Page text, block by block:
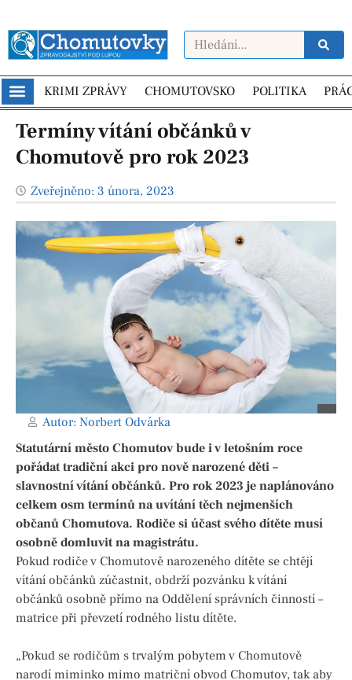
KRIMI ZPRÁVY CHOMUTOVSKO POLITIKA
Termíny vítání občánků v
Chomutově pro rok 2023
Zveřejněno: 3 února, 2023
Autor: Norbert Odvárka
Statutární město Chomutov bude i v letošním roce
pořádat tradiční akci pro nově narozené děti –
slavnostní vítání občánků. Pro rok 2023 je naplánováno
celkem osm termínů na uvítání těch nejmenších
občanů Chomutova. Rodiče si účast svého dítěte musí
osobně domluvit na magistrátu.
Pokud rodiče v Chomutově narozeného dítěte se chtějí
vítání občánků zúčastnit, obdrží pozvánku k vítání
občánků osobně přímo na Oddělení správních činností –
matrice při převzetí rodného listu dítěte.
„Pokud se rodičům s trvalým pobytem v Chomutově
narodí miminko mimo matriční obvod Chomutov, tak aby